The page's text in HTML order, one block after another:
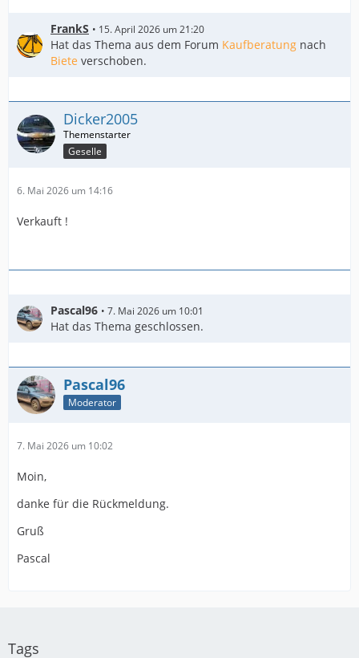
FrankS 15. April 2026 um 21:20
Hat das Thema aus dem Forum Kaufberatung nach
Biete verschoben.
Dicker2005
Geselle
6. Mai 2026 um 14:16
Verkauft !
Pascal96 7. Mai 2026 um 10:01
Hat das Thema geschlossen.
Pascal96
Moderator
7. Mai 2026 um 10:02
Moin,
danke für die Rückmeldung.
Gruß
Pascal
Tags